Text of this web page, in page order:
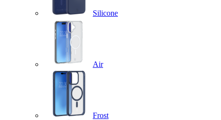
Silicone
Air
Frost